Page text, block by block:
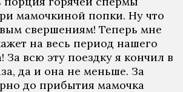
мамочкиной попки. Ну что
свершениям! Теперь мне
на весь период нашего
За всю эту поездку я кончил в
да и она не меньше. За
до прибытия мамочка